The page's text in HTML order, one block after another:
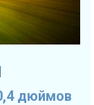
дюймов